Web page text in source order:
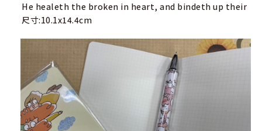
He healeth the broken in heart, and bindeth up their
尺寸:10.1x14.4cm